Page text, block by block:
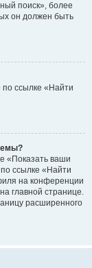
поиск», более
он должен быть
ссылке «Найти
«Показать ваши
ссылке «Найти
на конференции
главной странице.
расширенного